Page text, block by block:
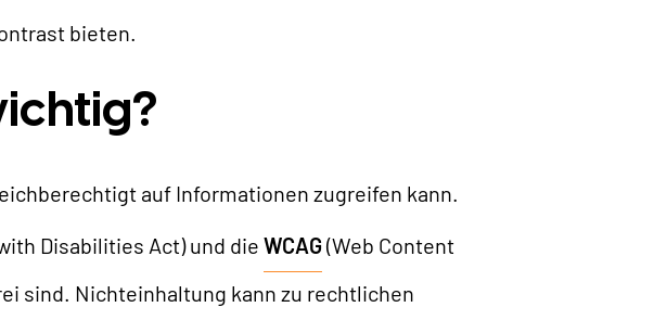
bieten.
auf Informationen zugreifen kann.
Disabilities Act) und die WCAG(Web Content
sind. Nichteinhaltung kann zu rechtlichen